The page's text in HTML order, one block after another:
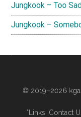
Jungkook – Too
Jungkook –
© 2019–2026
*Links: Contact